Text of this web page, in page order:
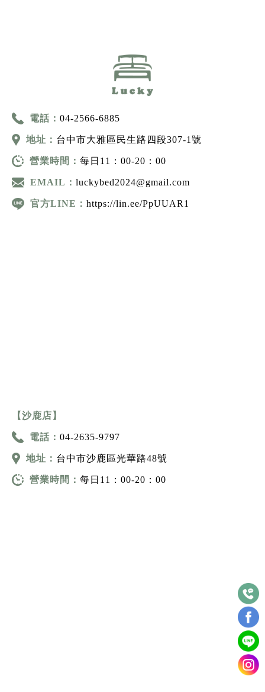
電話： 04-2566-6885
地址： 台中市大雅區民生路四段307-1號
營業時間： 每日11：00-20：00
EMAIL： luckybed2024@gmail.com
官方LINE： https://lin.ee/PpUUAR1
【沙鹿店】
電話： 04-2635-9797
地址： 台中市沙鹿區光華路48號
營業時間： 每日11：00-20：00